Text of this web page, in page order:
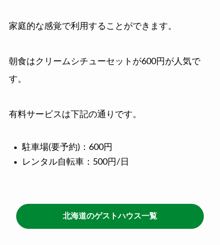
家庭的な感覚で利用することができます。
朝食はクリームシチューセットが600円が人気で
す。
有料サービスは下記の通りです。
駐車場(要予約)：600円
レンタル自転車：500円/日
北海道のゲストハウス一覧